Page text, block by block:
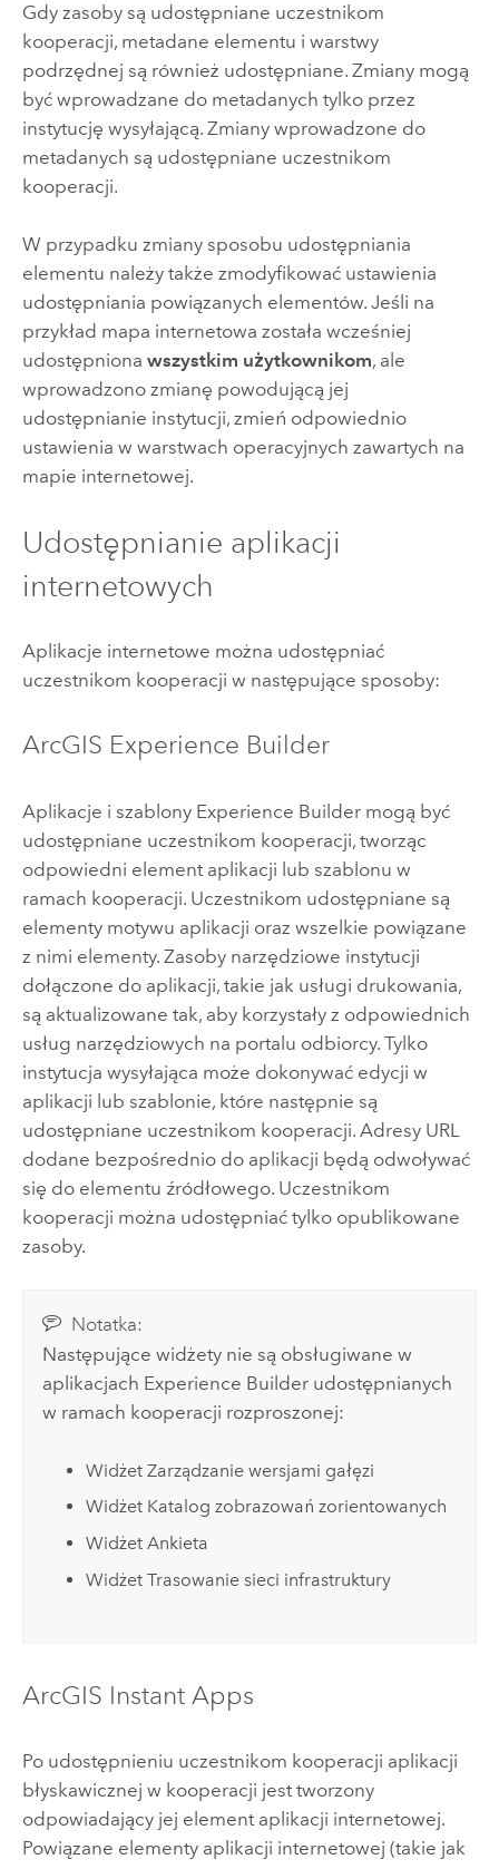
Gdy zasoby są udostępniane uczestnikom
kooperacji, metadane elementu i warstwy
podrzędnej są również udostępniane. Zmiany mogą
być wprowadzane do metadanych tylko przez
instytucję wysyłającą. Zmiany wprowadzone do
metadanych są udostępniane uczestnikom
kooperacji.
W przypadku zmiany sposobu udostępniania
elementu należy także zmodyfikować ustawienia
udostępniania powiązanych elementów. Jeśli na
przykład mapa internetowa została wcześniej
udostępniona wszystkim użytkownikom, ale
wprowadzono zmianę powodującą jej
udostępnianie instytucji, zmień odpowiednio
ustawienia w warstwach operacyjnych zawartych na
mapie internetowej.
Udostępnianie aplikacji
internetowych
Aplikacje internetowe można udostępniać
uczestnikom kooperacji w następujące sposoby:
ArcGIS Experience Builder
Aplikacje i szablony Experience Buildermogą być
udostępniane uczestnikom kooperacji, tworząc
odpowiedni element aplikacji lub szablonu w
ramach kooperacji. Uczestnikom udostępniane są
elementy motywu aplikacji oraz wszelkie powiązane
z nimi elementy. Zasoby narzędziowe instytucji
dołączone do aplikacji, takie jak usługi drukowania,
są aktualizowane tak, aby korzystały z odpowiednich
usług narzędziowych na portalu odbiorcy. Tylko
instytucja wysyłająca może dokonywać edycji w
aplikacji lub szablonie, które następnie są
udostępniane uczestnikom kooperacji. Adresy URL
dodane bezpośrednio do aplikacji będą odwoływać
się do elementu źródłowego. Uczestnikom
kooperacji można udostępniać tylko opublikowane
zasoby.
Notatka:
Następujące widżety nie są obsługiwane w
aplikacjach Experience Builder udostępnianych
w ramach kooperacji rozproszonej:
Widżet Zarządzanie wersjami gałęzi
Widżet Katalog zobrazowań zorientowanych
Widżet Ankieta
Widżet Trasowanie sieci infrastruktury
ArcGIS Instant Apps
Po udostępnieniu uczestnikom kooperacji aplikacji
błyskawicznej w kooperacji jest tworzony
odpowiadający jej element aplikacji internetowej.
Powiązane elementy aplikacji internetowej (takie jak